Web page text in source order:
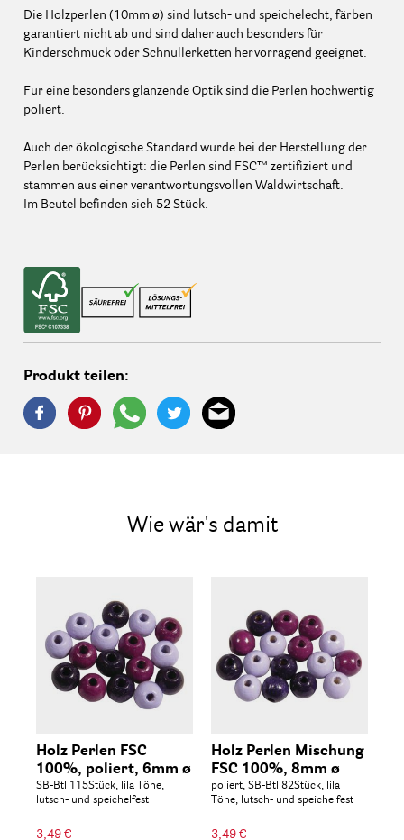
Die Holzperlen (10mm ø) sind lutsch- und speichelecht, färben
garantiert nicht ab und sind daher auch besonders für
Kinderschmuck oder Schnullerketten hervorragend geeignet.
Für eine besonders glänzende Optik sind die Perlen hochwertig
poliert.
Auch der ökologische Standard wurde bei der Herstellung der
Perlen berücksichtigt: die Perlen sind FSC™ zertifiziert und
stammen aus einer verantwortungsvollen Waldwirtschaft.
Im Beutel befinden sich 52 Stück.
Produkt teilen:
Wie wär's damit
Holz Perlen FSC
100%, poliert, 6mm ø
SB-Btl 115Stück, lila Töne,
lutsch- und speichelfest
3,49 €
Holz Perlen Mischung
FSC 100%, 8mm ø
poliert, SB-Btl 82Stück, lila
Töne, lutsch- und speichelfest
3,49 €